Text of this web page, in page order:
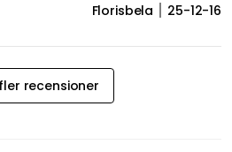
Florisbela 25-12-16
recensioner